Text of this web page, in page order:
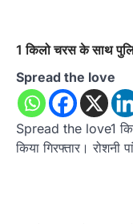
1 किलो चरस के साथ
Spread the love
Spread the love1
किया गिरफ्तार।